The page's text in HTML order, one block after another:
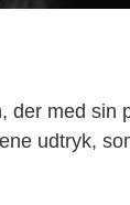
der med sin
udtryk,